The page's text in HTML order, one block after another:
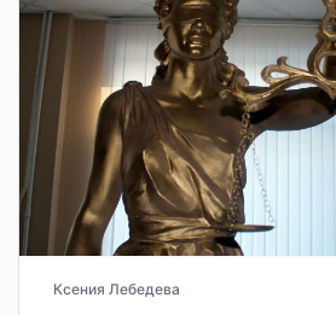
Ксения Лебедева